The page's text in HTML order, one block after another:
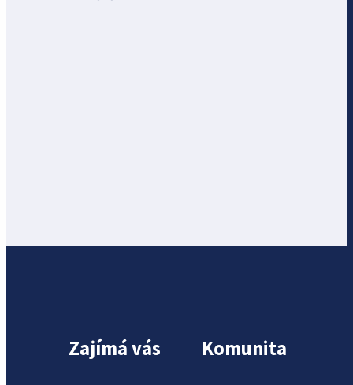
Zajímá vás Komunita